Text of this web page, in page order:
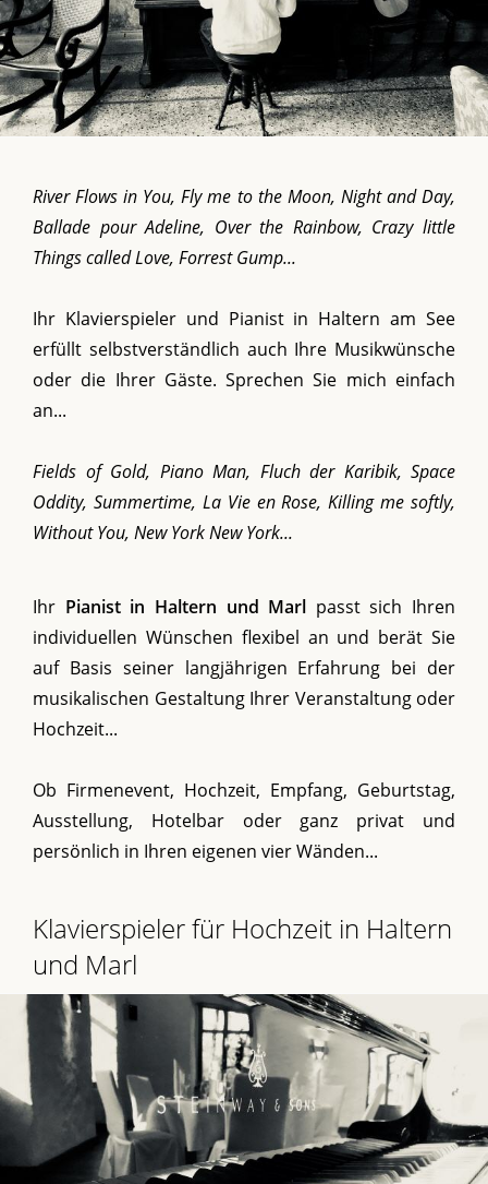
River Flows in You, Fly me to the Moon, Night and Day,
Ballade pour Adeline, Over the Rainbow, Crazy little
Things called Love, Forrest Gump...
Ihr Klavierspieler und Pianist in Haltern am See
erfüllt selbstverständlich auch Ihre Musikwünsche
oder die Ihrer Gäste. Sprechen Sie mich einfach
an...
Fields of Gold, Piano Man, Fluch der Karibik, Space
Oddity, Summertime, La Vie en Rose, Killing me softly,
Without You, New York New York...
Ihr Pianist in Haltern und Marl passt sich Ihren
individuellen Wünschen flexibel an und berät Sie
auf Basis seiner langjährigen Erfahrung bei der
musikalischen Gestaltung Ihrer Veranstaltung oder
Hochzeit...
Ob Firmenevent, Hochzeit, Empfang, Geburtstag,
Ausstellung, Hotelbar oder ganz privat und
persönlich in Ihren eigenen vier Wänden...
Klavierspieler für Hochzeit in Haltern
und Marl